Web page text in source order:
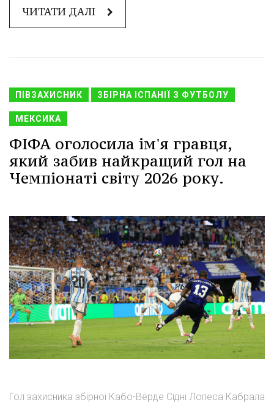
ЧИТАТИ ДАЛІ
ПІВЗАХИСНИК ЗБІРНА ІСПАНІЇ З ФУТБОЛУ
МЕКСИКА
ФІФА оголосила ім'я гравця,
який забив найкращий гол на
Чемпіонаті світу 2026 року.
Гол захисника збірної Кабо-Верде Сідні Лопеса Кабрала